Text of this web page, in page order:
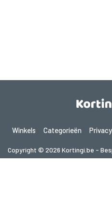
Winkels Categorieën
Copyright © 2026 Kortingi.be -
2026. Alle